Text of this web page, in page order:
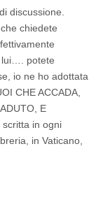
discussione.
chiedete
lui…. potete
io ne ho adottata
CHE ACCADA,
E
scritta in ogni
in Vaticano,